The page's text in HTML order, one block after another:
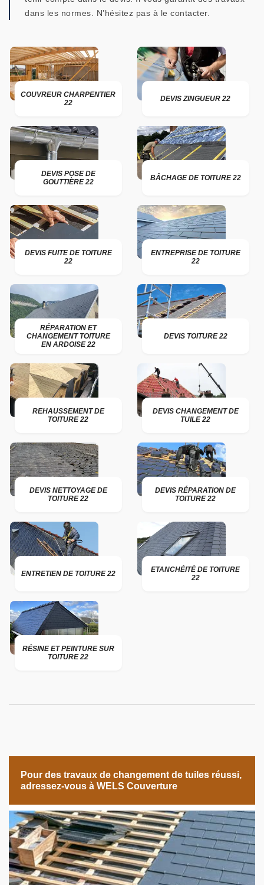
dans les normes. N’hésitez pas à le contacter.
COUVREUR CHARPENTIER
22
DEVIS ZINGUEUR 22
DEVIS POSE DE
GOUTTIÈRE 22
BÂCHAGE DE TOITURE 22
DEVIS FUITE DE TOITURE
22
ENTREPRISE DE TOITURE
22
RÉPARATION ET
CHANGEMENT TOITURE
EN ARDOISE 22
DEVIS TOITURE 22
REHAUSSEMENT DE
TOITURE 22
DEVIS CHANGEMENT DE
TUILE 22
DEVIS NETTOYAGE DE
TOITURE 22
DEVIS RÉPARATION DE
TOITURE 22
ENTRETIEN DE TOITURE 22
ETANCHÉITÉ DE TOITURE
22
RÉSINE ET PEINTURE SUR
TOITURE 22
Pour des travaux de changement de tuiles réussi,
adressez-vous à WELS Couverture